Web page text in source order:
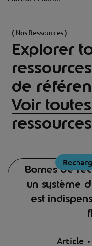
( Nos Ressources )
Explorer
de
Voir
ressources
Bornes de
un système
est
Article